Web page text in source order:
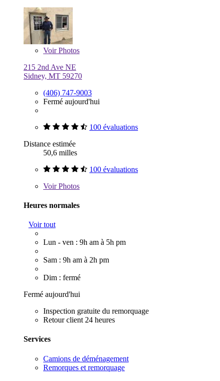
VoirPhotos
215 2nd Ave NE
Sidney, MT 59270
(406) 747-9003
Fermé aujourd'hui
100 évaluations
Distance estimée
50,6 milles
100 évaluations
VoirPhotos
Heures normales
Voir tout
Lun - ven : 9h am à 5h pm
Sam : 9h am à 2h pm
Dim : fermé
Fermé aujourd'hui
Inspection gratuite du remorquage
Retour client 24 heures
Services
Camions de déménagement
Remorques et remorquage